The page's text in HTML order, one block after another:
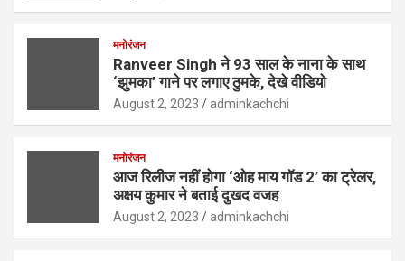
मनोरंजन
Ranveer Singh ने 93 साल के नाना के साथ
‘झुमका’ गाने पर लगाए ठुमके, देखे वीडियो
August 2, 2023 adminkachchi
मनोरंजन
आज रिलीज नहीं होगा ‘ओह माय गॉड 2’ का ट्रेलर,
अक्षय कुमार ने बताई दुखद वजह
August 2, 2023 adminkachchi